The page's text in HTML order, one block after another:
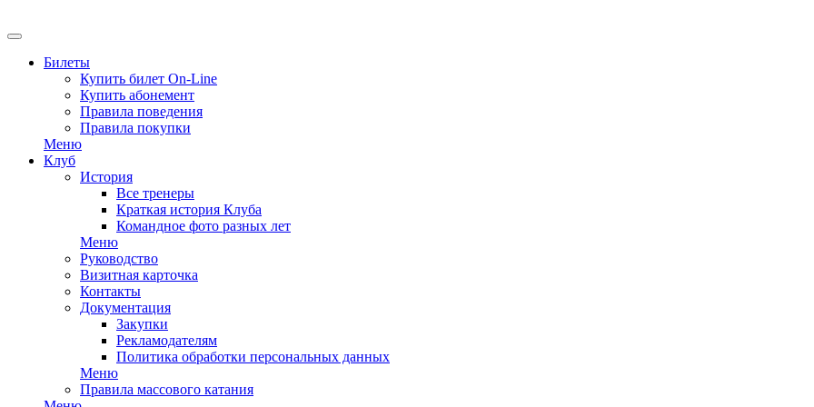
Билеты
Купить билет On-Line
Купить абонемент
Правила поведения
Правила покупки
Меню
Клуб
История
Все тренеры
Краткая история Клуба
Командное фото разных лет
Меню
Руководство
Визитная карточка
Контакты
Документация
Закупки
Рекламодателям
Политика обработки персональных данных
Меню
Правила массового катания